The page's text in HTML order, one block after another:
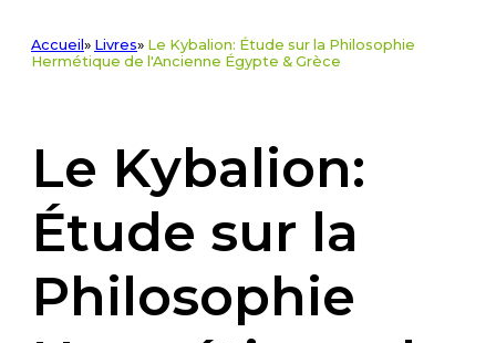
Accueil » Livres» Le Kybalion: Étude sur la Philosophie
Hermétique de l'Ancienne Égypte & Grèce
Le Kybalion:
Étude sur la
Philosophie